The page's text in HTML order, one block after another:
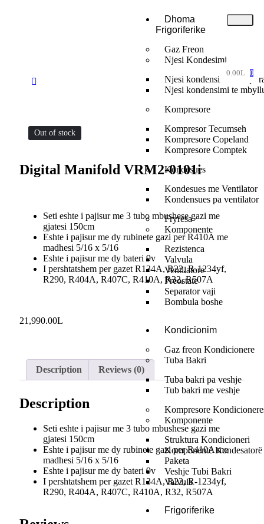
Dhoma
Frigoriferike
Gaz Freon
Njesi Kondesimi
Njesi kondensimi te
Njesi kondensimi te
Kompresore
Kompresor Tecumseh
Kompresore Copeland
Kompresore Comptek
Kondesues
Kondesues me Ventilator
Kondensues pa ventilator
Fryresa
Komponente
Rezistenca
Valvula
Ventilatore
Preostate
Separator vaji
Bombula boshe
Kondicionim
Gaz freon Kondicionere
Tuba Bakri
Tuba bakri pa veshje
Tub bakri me veshje
Kompresore
Komponente
Struktura Kondicioneri
Komponentë Kondesatorë
Paketa
Veshje Tubi Bakri
Valvula
Frigoriferike
0.00L 0
Out of stock
Digital Manifold VRM2-0101i
Seti eshte i pajisur me 3 tubo mbushese gazi me
gjatesi 150cm
Eshte i pajisur me dy rubinete gazi per R410A me
madhesi 5/16 x 5/16
Eshte i pajisur me dy bateri 9v
I pershtatshem per gazet R134A, R22, R-1234yf,
R290, R404A, R407C, R410A, R32, R507A
21,990.00L
Description Reviews (0)
Description
Seti eshte i pajisur me 3 tubo mbushese gazi me
gjatesi 150cm
Eshte i pajisur me dy rubinete gazi per R410A me
madhesi 5/16 x 5/16
Eshte i pajisur me dy bateri 9v
I pershtatshem per gazet R134A, R22, R-1234yf,
R290, R404A, R407C, R410A, R32, R507A